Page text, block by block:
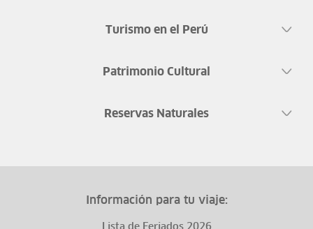
Turismo en el Perú
Patrimonio Cultural
Reservas Naturales
Información para tu viaje:
Lista de Feriados 2026